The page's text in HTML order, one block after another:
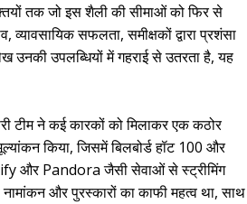
तक जो इस शैली की सीमाओं को फिर से
सफलता, समीक्षकों द्वारा प्रशंसा
उनकी उपलब्धियों में गहराई से उतरता है, यह
टीम ने कई कारकों को मिलाकर एक कठोर
किया, जिसमें बिलबोर्ड हॉट 100 और
और Pandora जैसी सेवाओं से स्ट्रीमिंग
नामांकन और पुरस्कारों का काफी महत्व था, साथ